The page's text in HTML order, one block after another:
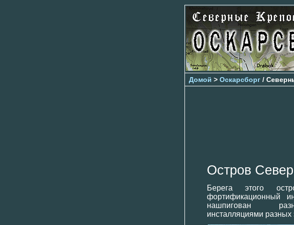
Домой > Оскарсборг /
Остров
Берега этого
фортификационный
нашпигован
инсталляциями разных